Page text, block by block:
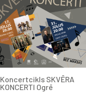
Koncertcikls SKVĒRA
KONCERTI Ogrē